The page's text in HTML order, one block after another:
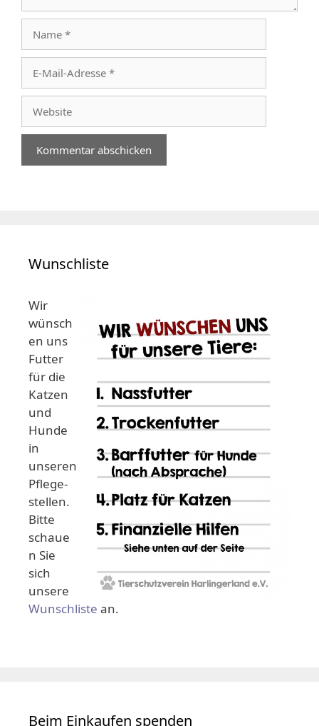
Mail-
Adresse
Wunschliste
Wir
wünsch
en uns
Futter
für die
Katzen
und
Hunde
in
unseren
Pflege-
stellen.
Bitte
schaue
n Sie
sich
unsere
Wunschliste an.
Beim Einkaufen spenden